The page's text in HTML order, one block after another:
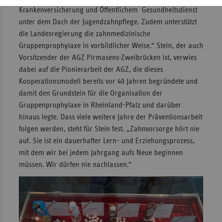
Krankenversicherung und Öffentlichem Gesundheitsdienst
unter dem Dach der Jugendzahnpflege. Zudem unterstützt
die Landesregierung die zahnmedizinische
Gruppenprophylaxe in vorbildlicher Weise.“ Stein, der auch
Vorsitzender der AGZ Pirmasens-Zweibrücken ist, verwies
dabei auf die Pionierarbeit der AGZ, die dieses
Kooperationsmodell bereits vor 40 Jahren begründete und
damit den Grundstein für die Organisation der
Gruppenprophylaxe in Rheinland-Pfalz und darüber
hinaus legte. Dass viele weitere Jahre der Präventionsarbeit
folgen werden, steht für Stein fest. „Zahnvorsorge hört nie
auf. Sie ist ein dauerhafter Lern- und Erziehungsprozess,
mit dem wir bei jedem Jahrgang aufs Neue beginnen
müssen. Wir dürfen nie nachlassen.“